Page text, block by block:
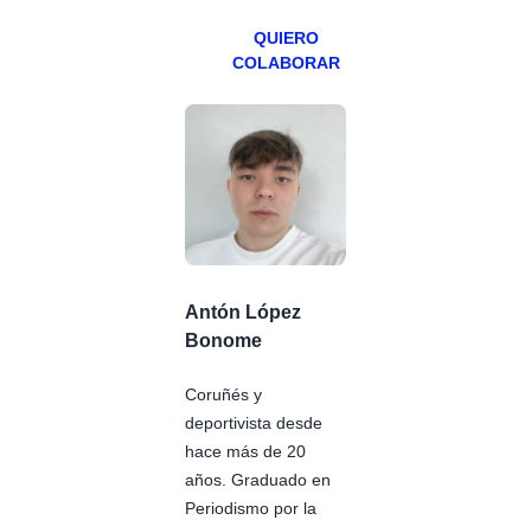
QUIERO
COLABORAR
Antón López
Bonome
Coruñés y
deportivista desde
hace más de 20
años. Graduado en
Periodismo por la